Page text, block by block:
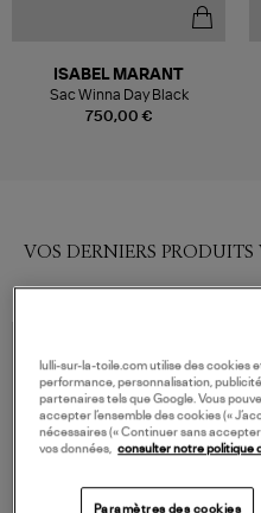
750,00 €
ISABEL MARANT
Sac Winna Day Black
VOS DERNIERS PRODUITS
lulli-sur-la-toile.com utilise des cookies
performance, personnalisation,
partenaires tels que Google. Vous
accepter l’ensemble des cookies («
nécessaires (« Continuer sans accepter
vos données,
consulter notre politique
Paramètres des cookies